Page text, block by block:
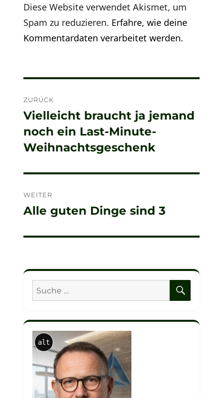
Diese Website verwendet Akismet, um
Spam zu reduzieren. Erfahre, wie deine
Kommentardaten verarbeitet werden.
ZURÜCK
Vorheriger
Beitrag:
Vielleicht braucht ja jemand
noch ein Last-Minute-
Weihnachtsgeschenk
WEITER
Nächster
Alle guten Dinge sind 3
Suche
nach:
alt